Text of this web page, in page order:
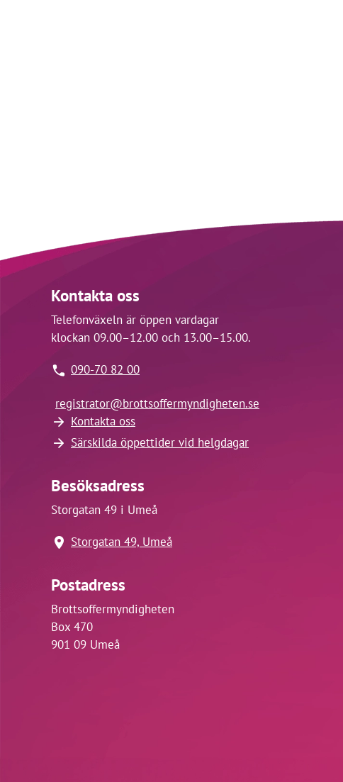
Kontakta oss
Telefonväxeln är öppen vardagar
klockan 09.00–12.00 och 13.00–15.00.
090-70 82 00
registrator@brottsoffermyndigheten.se
Kontakta oss
Särskilda öppettider vid helgdagar
Besöksadress
Storgatan 49 i Umeå
Storgatan 49, Umeå
Postadress
Brottsoffermyndigheten
Box 470
901 09 Umeå